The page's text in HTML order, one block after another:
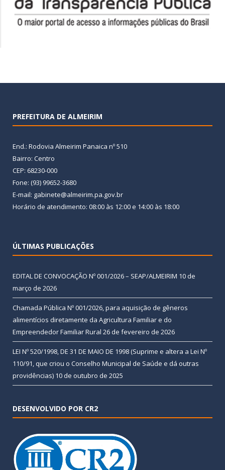
PREFEITURA DE ALMEIRIM
End.: Rodovia Almeirim Panaica nº 510
Bairro: Centro
CEP: 68230-000
Fone: (93) 99652-3680
E-mail: gabinete@almeirim.pa.gov.br
Horário de atendimento: 08:00 às 12:00 e 14:00 às 18:00
ÚLTIMAS PUBLICAÇÕES
EDITAL DE CONVOCAÇÃO Nº 001/2026 – SEAP/ALMEIRIM 10 de
março de 2026
Chamada Pública Nº 001/2026, para aquisição de gêneros
alimentícios diretamente da Agricultura Familiar e do
Empreendedor Familiar Rural 26 de fevereiro de 2026
LEI Nº 520/1998, DE 31 DE MAIO DE 1998 (Suprime e altera a Lei Nº
110/91, que criou o Conselho Municipal de Saúde e dá outras
providências) 10 de outubro de 2025
DESENVOLVIDO POR CR2